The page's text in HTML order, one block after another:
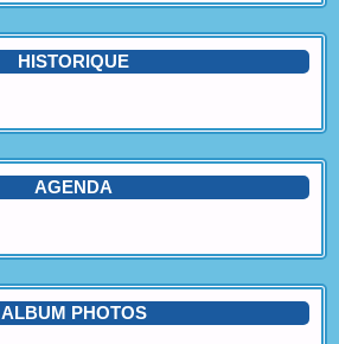
HISTORIQUE
AGENDA
ALBUM PHOTOS